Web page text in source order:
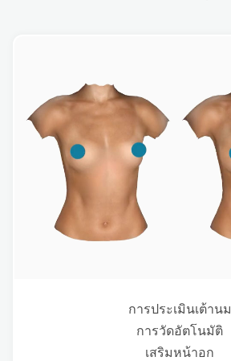
การประเมินเต้านม
การวัดอัตโนมัติ
เสริมหน้าอก